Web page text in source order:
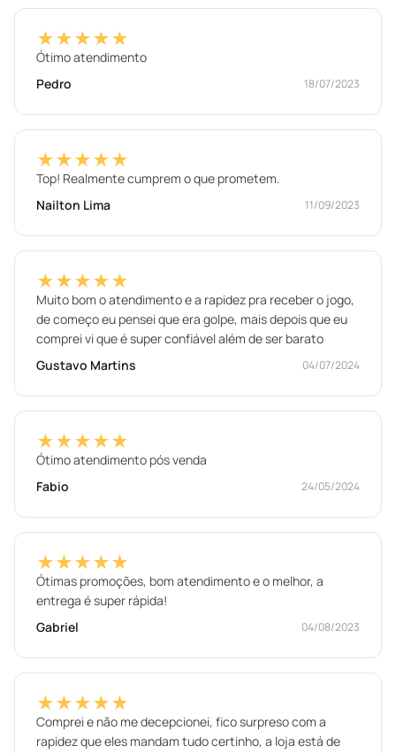
★★★★★
Ótimo atendimento
Pedro
18/07/2023
★★★★★
Top! Realmente cumprem o que prometem.
Nailton Lima
11/09/2023
★★★★★
Muito bom o atendimento e a rapidez pra receber o jogo,
de começo eu pensei que era golpe, mais depois que eu
comprei vi que é super confiável além de ser barato
Gustavo Martins
04/07/2024
★★★★★
Ótimo atendimento pós venda
Fabio
24/05/2024
★★★★★
Ótimas promoções, bom atendimento e o melhor, a
entrega é super rápida!
Gabriel
04/08/2023
★★★★★
Comprei e não me decepcionei, fico surpreso com a
rapidez que eles mandam tudo certinho, a loja está de